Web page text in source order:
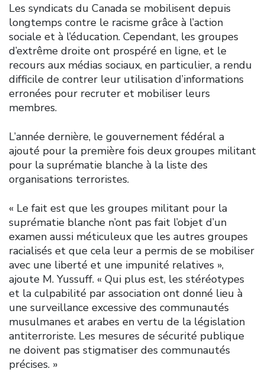
Les syndicats du Canada se mobilisent depuis
longtemps contre le racisme grâce à l’action
sociale et à l’éducation. Cependant, les groupes
d’extrême droite ont prospéré en ligne, et le
recours aux médias sociaux, en particulier, a rendu
difficile de contrer leur utilisation d’informations
erronées pour recruter et mobiliser leurs
membres.
L’année dernière, le gouvernement fédéral a
ajouté pour la première fois deux groupes militant
pour la suprématie blanche à la liste des
organisations terroristes.
« Le fait est que les groupes militant pour la
suprématie blanche n’ont pas fait l’objet d’un
examen aussi méticuleux que les autres groupes
racialisés et que cela leur a permis de se mobiliser
avec une liberté et une impunité relatives »,
ajoute M. Yussuff. « Qui plus est, les stéréotypes
et la culpabilité par association ont donné lieu à
une surveillance excessive des communautés
musulmanes et arabes en vertu de la législation
antiterroriste. Les mesures de sécurité publique
ne doivent pas stigmatiser des communautés
précises. »